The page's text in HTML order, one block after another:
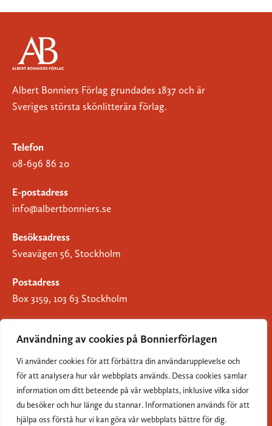
Användning av cookies på Bonnierförlagen
Vi använder cookies för att förbättra din användarupplevelse och
för att analysera hur vår webbplats används. Dessa cookies samlar
information om ditt beteende på vår webbplats, inklusive vilka sidor
du besöker och hur länge du stannar. Informationen används för att
hjälpa oss förstå hur vi kan göra vår webbplats bättre för dig.
Albert Bonniers Förlag grundades 1837 och är
Sveriges största skönlitterära förlag.
Telefon
08-696 86 20
E-postadress
info@albertbonniers.se
Besöksadress
Sveavägen 56, Stockholm
Postadress
Box 3159, 103 63 Stockholm
Om Bonnierförlagen
Cookies
Integritetspolicy